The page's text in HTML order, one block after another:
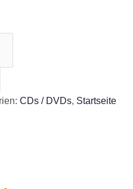
CDs / DVDs, Startseite